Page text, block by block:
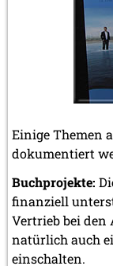
Einige Themen
dokumentiert
Buchprojekte:
finanziell
Vertrieb bei den
natürlich auch
einschalten.